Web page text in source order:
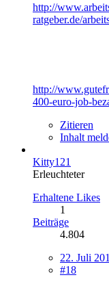
http://
ratgeber.de/
http://
400-euro-job-
Zitieren
Inhalt
Kitty121
Erleuchteter
Erhaltene Likes
1
Beiträge
4.804
22. Juli
#18